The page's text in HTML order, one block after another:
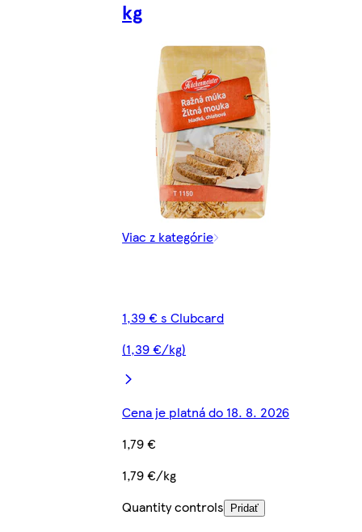
kg
Viac z kategórie
1,39 € s Clubcard
(1,39 €/kg)
Cena je platná do 18. 8. 2026
1,79 €
1,79 €/kg
Quantity controls
Pridať